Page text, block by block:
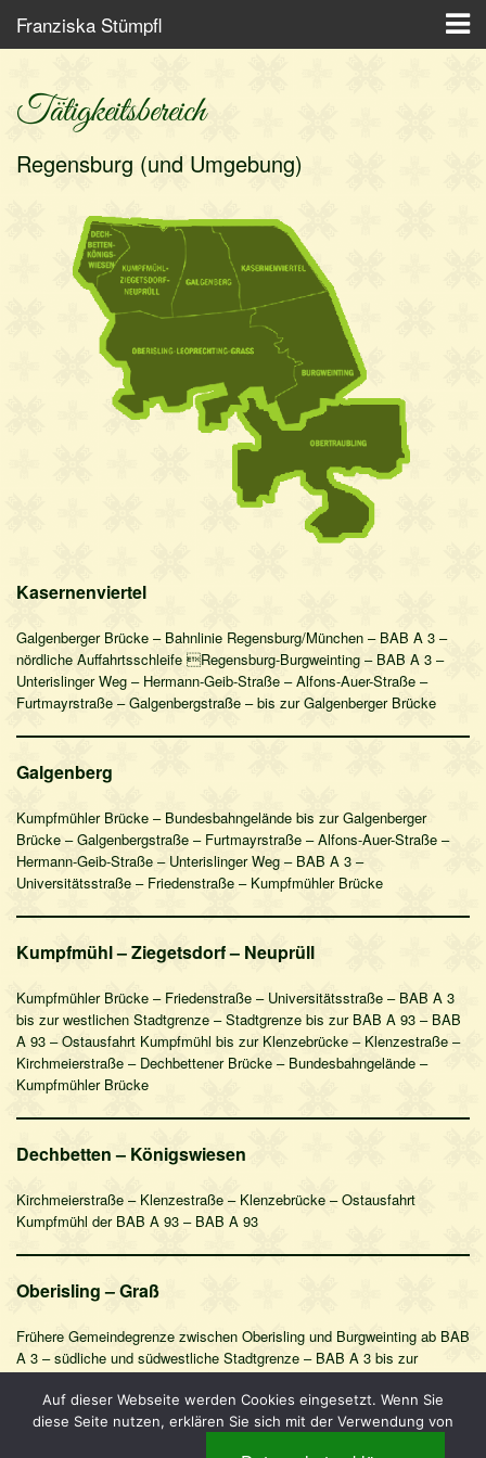
Franziska Stümpfl
Tätigkeitsbereich
Schwangerschaft
Geburtsvorbereitung
Wochenbett
Babymassage
Tätigkeitsbereich
Regensburg (und Umgebung)
Kasernenviertel
Galgenberger Brücke – Bahnlinie Regensburg/München – BAB A 3 –
nördliche Auffahrtsschleife Regensburg-Burgweinting – BAB A 3 –
Unterislinger Weg – Hermann-Geib-Straße – Alfons-Auer-Straße –
Furtmayrstraße – Galgenbergstraße – bis zur Galgenberger Brücke
Galgenberg
Kumpfmühler Brücke – Bundesbahngelände bis zur Galgenberger
Brücke – Galgenbergstraße – Furtmayrstraße – Alfons-Auer-Straße –
Hermann-Geib-Straße – Unterislinger Weg – BAB A 3 –
Universitätsstraße – Friedenstraße – Kumpfmühler Brücke
Kumpfmühl – Ziegetsdorf – Neuprüll
Kumpfmühler Brücke – Friedenstraße – Universitätsstraße – BAB A 3
bis zur westlichen Stadtgrenze – Stadtgrenze bis zur BAB A 93 – BAB
A 93 – Ostausfahrt Kumpfmühl bis zur Klenzebrücke – Klenzestraße –
Kirchmeierstraße – Dechbettener Brücke – Bundesbahngelände –
Kumpfmühler Brücke
Dechbetten – Königswiesen
Kirchmeierstraße – Klenzestraße – Klenzebrücke – Ostausfahrt
Kumpfmühl der BAB A 93 – BAB A 93
Oberisling – Graß
Frühere Gemeindegrenze zwischen Oberisling und Burgweinting ab BAB
A 3 – südliche und südwestliche Stadtgrenze – BAB A 3 bis zur
ehemaligen Gemeindegrenze
Auf dieser Webseite werden Cookies eingesetzt. Wenn Sie
diese Seite nutzen, erklären Sie sich mit der Verwendung von